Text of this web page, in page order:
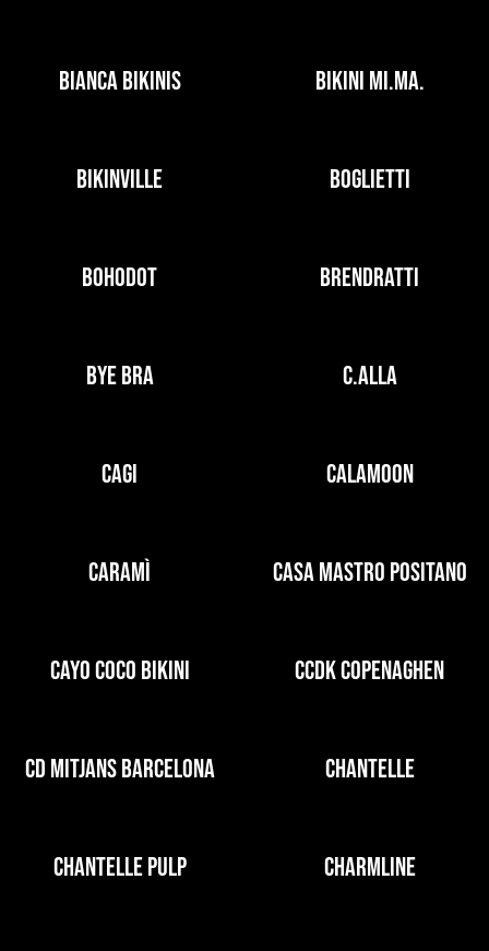
BIANCA BIKINIS BIKINI MI.MA.
BIKINVILLE BOGLIETTI
BOHODOT BRENDRATTI
BYE BRA C.ALLA
CAGI CALAMOON
CARAMÌ CASA MASTRO POSITANO
CAYO COCO BIKINI CCDK COPENAGHEN
CD MITJANS BARCELONA CHANTELLE
CHANTELLE PULP CHARMLINE